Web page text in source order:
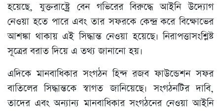
হয়েছে, যুক্তরাষ্ট্রে বেন গভিরের বিরুদ্ধে আইনি উদ্যোগ
নেওয়া হতে পারে এবং তার সফরকে কেন্দ্র করে বিক্ষোভের
আশঙ্কা থাকায় এই সিদ্ধান্ত নেওয়া হয়েছে। নিরাপত্তাসংশ্লিষ্ট
সূত্রের বরাত দিয়ে এ তথ্য জানানো হয়।
এদিকে মানবাধিকার সংগঠন হিন্দ রজব ফাউন্ডেশন সফর
বাতিলের সিদ্ধান্তকে স্বাগত জানিয়েছে। সংগঠনটির দাবি,
তাদের এবং অন্যান্য মানবাধিকার সংগঠনের নেওয়া আইনি